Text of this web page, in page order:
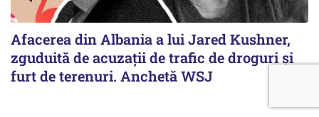
Afacerea din Albania a lui Jared Kushner,
zguduită de acuzații de trafic de droguri și
furt de terenuri. Anchetă WSJ